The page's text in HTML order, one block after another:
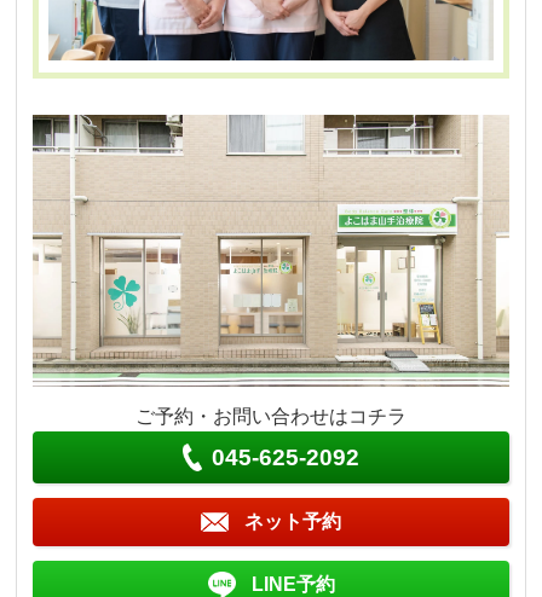
ご予約・お問い合わせはコチラ
045-625-2092
ネット予約
LINE予約